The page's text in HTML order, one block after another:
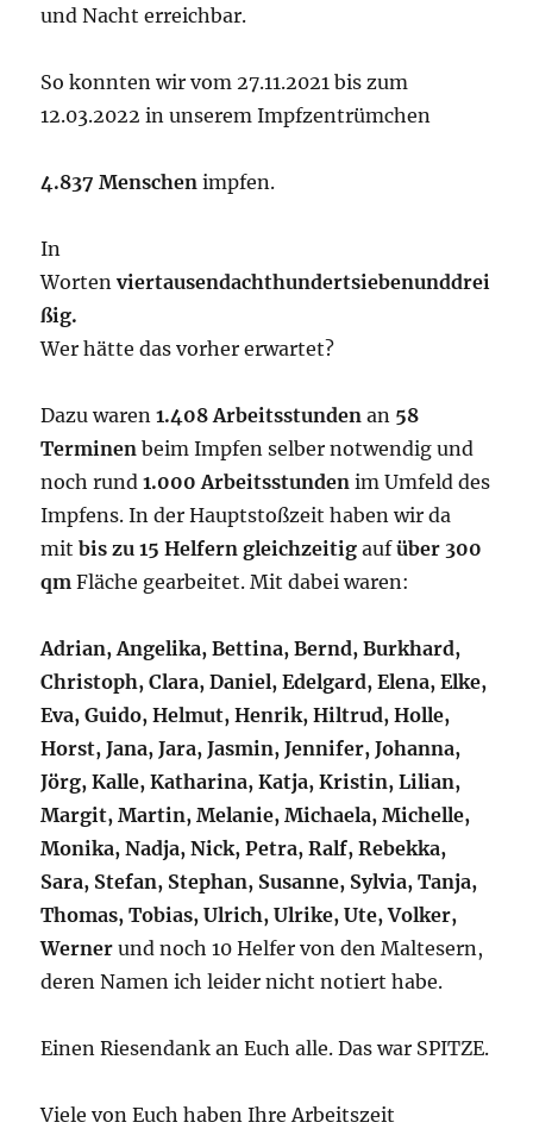
und Nacht erreichbar.
So konnten wir vom 27.11.2021 bis zum
12.03.2022 in unserem Impfzentrümchen
4.837 Menschen impfen.
In
Wortenviertausendachthundertsiebenunddrei
ßig.
Wer hätte das vorher erwartet?
Dazu waren1.408 Arbeitsstunden an 58
Terminen beim Impfen selber notwendig und
noch rund1.000 Arbeitsstundenim Umfeld des
Impfens. In der Hauptstoßzeit haben wir da
mitbis zu 15 Helfern gleichzeitig aufüber 300
qm Fläche gearbeitet. Mit dabei waren:
Adrian, Angelika, Bettina, Bernd, Burkhard,
Christoph, Clara, Daniel, Edelgard, Elena, Elke,
Eva, Guido, Helmut, Henrik, Hiltrud, Holle,
Horst, Jana, Jara, Jasmin, Jennifer, Johanna,
Jörg, Kalle, Katharina, Katja, Kristin, Lilian,
Margit, Martin, Melanie, Michaela, Michelle,
Monika, Nadja, Nick, Petra, Ralf, Rebekka,
Sara, Stefan, Stephan, Susanne, Sylvia, Tanja,
Thomas, Tobias, Ulrich, Ulrike, Ute, Volker,
Wernerund noch 10 Helfer von den Maltesern,
deren Namen ich leider nicht notiert habe.
Einen Riesendank an Euch alle. Das war SPITZE.
Viele von Euch haben Ihre Arbeitszeit